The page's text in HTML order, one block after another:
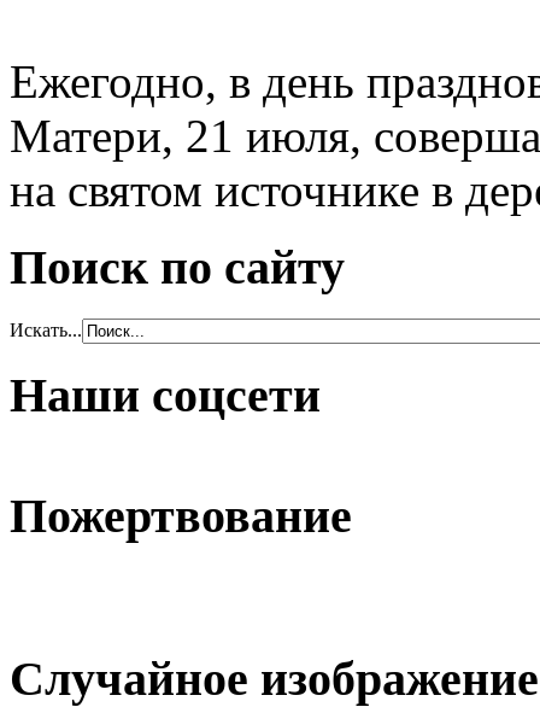
Ежегодно, в день
Матери, 21 июля,
на святом источнике в
Поиск по сайту
Искать...
Наши соцсети
Пожертвование
Случайное изображение